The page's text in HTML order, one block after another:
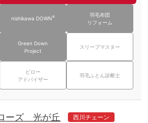
nishikawa DOWN®
羽毛布団
リフォーム
Green Down
Project
スリープマスター
ピロー
アドバイザー
羽毛ふとん診断士
ーズ 光が丘 西川チェーン